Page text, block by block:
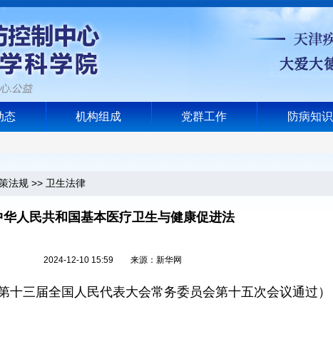
态 机构组成 党群工作 防病知识
法规 >> 卫生法律
华人民共和国基本医疗卫生与健康促进法
2024-12-10 15:59 来源：新华网
第十三届全国人民代表大会常务委员会第十五次会议通过）